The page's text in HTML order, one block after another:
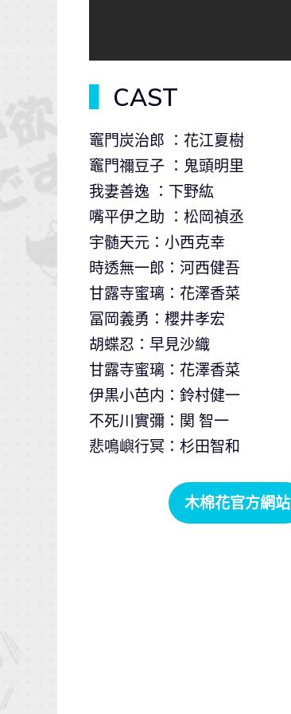
CAST
竈門炭治郎 ：花江夏樹
竈門禰󠄀豆子 ：鬼頭明里
我妻善逸 ：下野紘
嘴平伊之助 ：松岡禎丞
宇髄天元：小西克幸
時透無一郎：河西健吾
甘露寺蜜璃：花澤香菜
冨岡義勇：櫻井孝宏
胡蝶忍：早見沙織
甘露寺蜜璃：花澤香菜
伊黒小芭内：鈴村健一
不死川實彌：関 智一
悲鳴嶼行冥：杉田智和
木棉花官方網站